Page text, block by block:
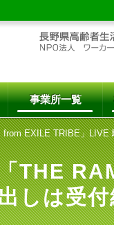
事業所一覧
EXILE TRIBE」LIVE
THE
しは受